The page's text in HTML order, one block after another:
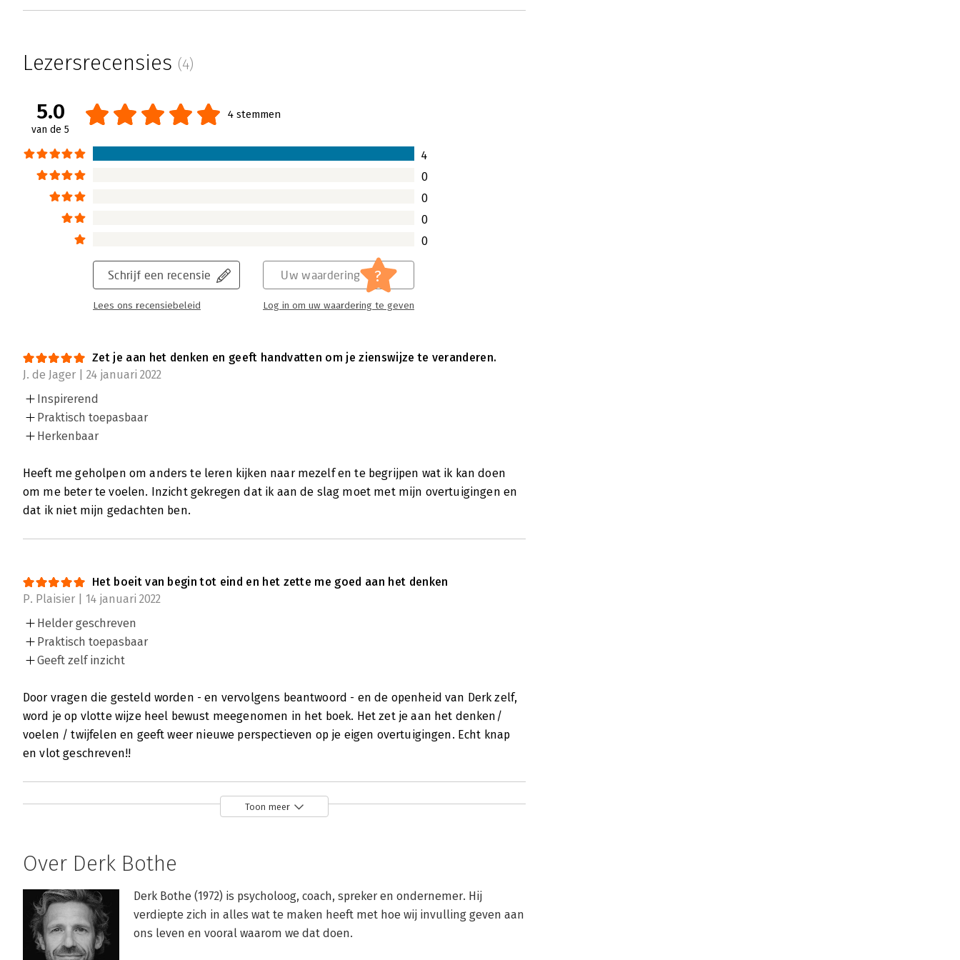
Lezersrecensies (4)
5.0
van de 5
4 stemmen
4
0
0
0
0
Schrijf een recensie
Lees ons recensiebeleid
Uw waardering ?
Log in om uw waardering te geven
Zet je aan het denken en geeft handvatten om je zienswijze te veranderen.
J. de Jager | 24 januari 2022
Inspirerend
Praktisch toepasbaar
Herkenbaar
Heeft me geholpen om anders te leren kijken naar mezelf en te begrijpen wat ik kan doen
om me beter te voelen. Inzicht gekregen dat ik aan de slag moet met mijn overtuigingen en
dat ik niet mijn gedachten ben.
Het boeit van begin tot eind en het zette me goed aan het denken
P. Plaisier | 14 januari 2022
Helder geschreven
Praktisch toepasbaar
Geeft zelf inzicht
Door vragen die gesteld worden - en vervolgens beantwoord - en de openheid van Derk zelf,
word je op vlotte wijze heel bewust meegenomen in het boek. Het zet je aan het denken/
voelen / twijfelen en geeft weer nieuwe perspectieven op je eigen overtuigingen. Echt knap
en vlot geschreven!!
Toon meer
Over Derk Bothe
Derk Bothe (1972) is psycholoog, coach, spreker en ondernemer. Hij
verdiepte zich in alles wat te maken heeft met hoe wij invulling geven aan
ons leven en vooral waarom we dat doen.